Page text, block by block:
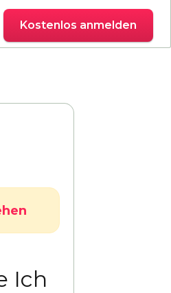
Kostenlos anmelden
Ich